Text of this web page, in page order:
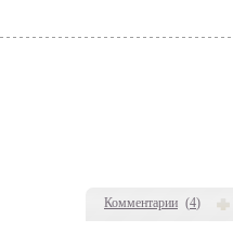
Комментарии (4)